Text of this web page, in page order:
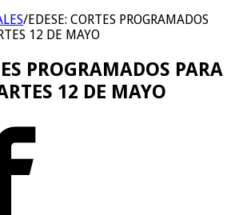
/EDESE: CORTES PROGRAMADOS
12 DE MAYO
PROGRAMADOS PARA
12 DE MAYO